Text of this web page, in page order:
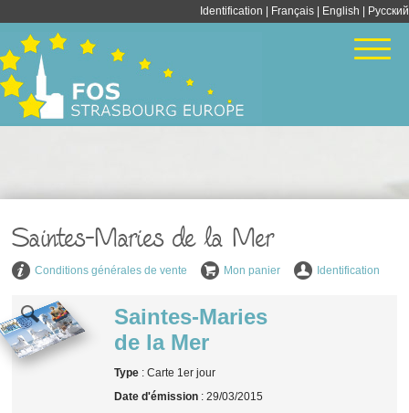
Identification Français English | Pусский
Saintes-Maries de la Mer
Conditions générales de vente Mon panier Identification
Saintes-Maries
de la Mer
Type: Carte 1er jour
Date d'émission: 29/03/2015